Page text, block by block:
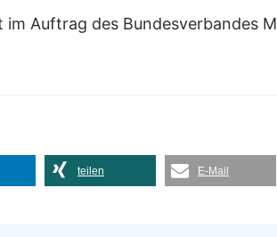
Auftrag des Bundesverbandes
teilen E-Mail